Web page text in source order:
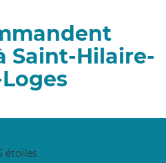
Saint-Hilaire-